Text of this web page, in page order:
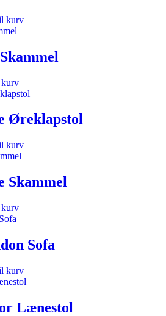
kurv
Øreklapstol
kurv
Skammel
Sofa
kurv
Lænestol